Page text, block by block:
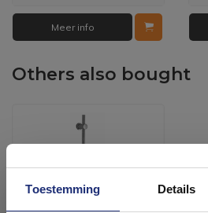
Toestemming Details
Meer info
Others also bought